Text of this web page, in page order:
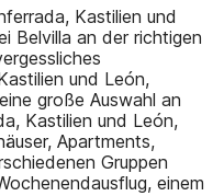
Kastilien und
Belvilla an der richtigen
und León,
große Auswahl an
Kastilien und León,
Apartments,
Gruppen
einem